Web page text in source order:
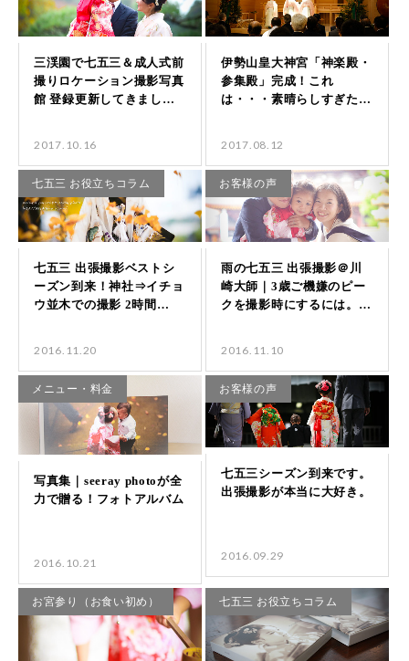
2017.10.16 2017.08.12
七五三 お役立ちコラム
2016.11.20
お客様の声
2016.11.10
メニュー・料金
2016.10.21
お客様の声
2016.09.29
お宮参り（お食い初め） 七五三 お役立ちコラム